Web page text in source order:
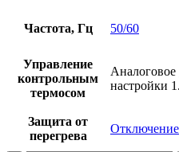
Частота, Гц 50/60
Управление
контрольным
термосом
Аналоговое
настройки
Защита от
перегрева